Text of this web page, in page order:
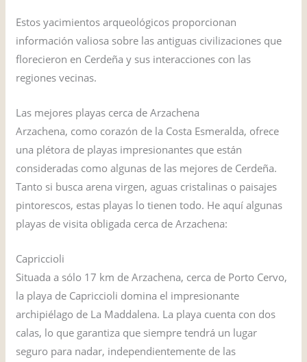
Estos yacimientos arqueológicos proporcionan
información valiosa sobre las antiguas civilizaciones que
florecieron en Cerdeña y sus interacciones con las
regiones vecinas.
Las mejores playas cerca de Arzachena
Arzachena, como corazón de la Costa Esmeralda, ofrece
una plétora de playas impresionantes que están
consideradas como algunas de las mejores de Cerdeña.
Tanto si busca arena virgen, aguas cristalinas o paisajes
pintorescos, estas playas lo tienen todo. He aquí algunas
playas de visita obligada cerca de Arzachena:
Capriccioli
Situada a sólo 17 km de Arzachena, cerca de Porto Cervo,
la playa de Capriccioli domina el impresionante
archipiélago de La Maddalena. La playa cuenta con dos
calas, lo que garantiza que siempre tendrá un lugar
seguro para nadar, independientemente de las